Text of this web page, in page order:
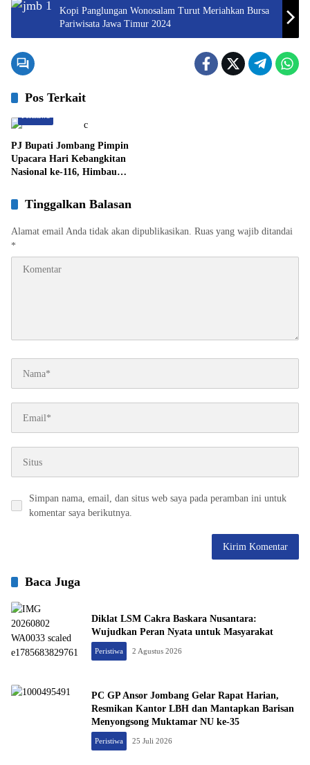
Kopi Panglungan Wonosalam Turut Meriahkan Bursa
Pariwisata Jawa Timur 2024
Pos Terkait
PJ Bupati Jombang Pimpin
Upacara Hari Kebangkitan
Nasional ke-116, Himbau
Tinggalkan Balasan
Alamat email Anda tidak akan dipublikasikan. Ruas yang wajib ditandai
*
Simpan nama, email, dan situs web saya pada peramban ini untuk
komentar saya berikutnya.
Baca Juga
Diklat LSM Cakra Baskara Nusantara:
Wujudkan Peran Nyata untuk Masyarakat
Peristiwa 2 Agustus 2026
PC GP Ansor Jombang Gelar Rapat Harian,
Resmikan Kantor LBH dan Mantapkan Barisan
Menyongsong Muktamar NU ke-35
Peristiwa 25 Juli 2026